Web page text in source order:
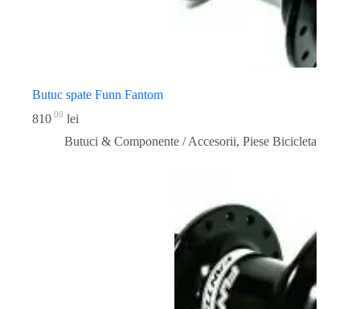
Butuc spate Funn Fantom
810 00 lei
Butuci & Componente / Accesorii, Piese Bicicleta